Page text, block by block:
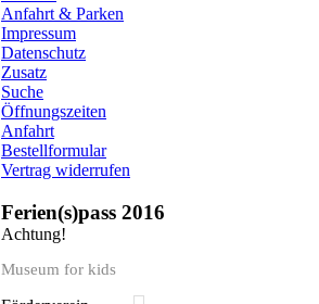
Anfahrt & Parken
Impressum
Datenschutz
Zusatz
Suche
Öffnungszeiten
Anfahrt
Bestellformular
Vertrag widerrufen
Ferien(s)pass 2016
Achtung!
Museum for kids